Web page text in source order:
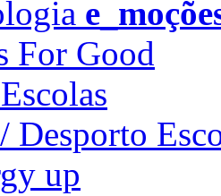
For Good
Desporto
up